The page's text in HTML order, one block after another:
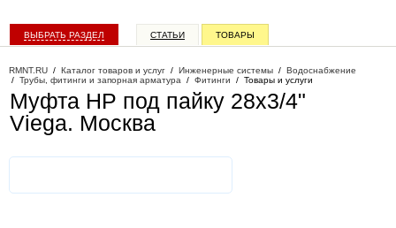
ВЫБРАТЬ РАЗДЕЛ СТАТЬИ ТОВАРЫ
RMNT.RU / Каталог товаров и услуг / Инженерные системы / Водоснабжение
/ Трубы, фитинги и запорная арматура / Фитинги / Товары и услуги
Муфта НР под пайку 28х3/4"
Viega. Москва